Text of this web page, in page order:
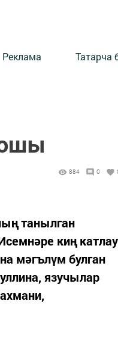
Реклама Татарча
884 0
танылган
киң катлау
мәгълүм булган
язучылар